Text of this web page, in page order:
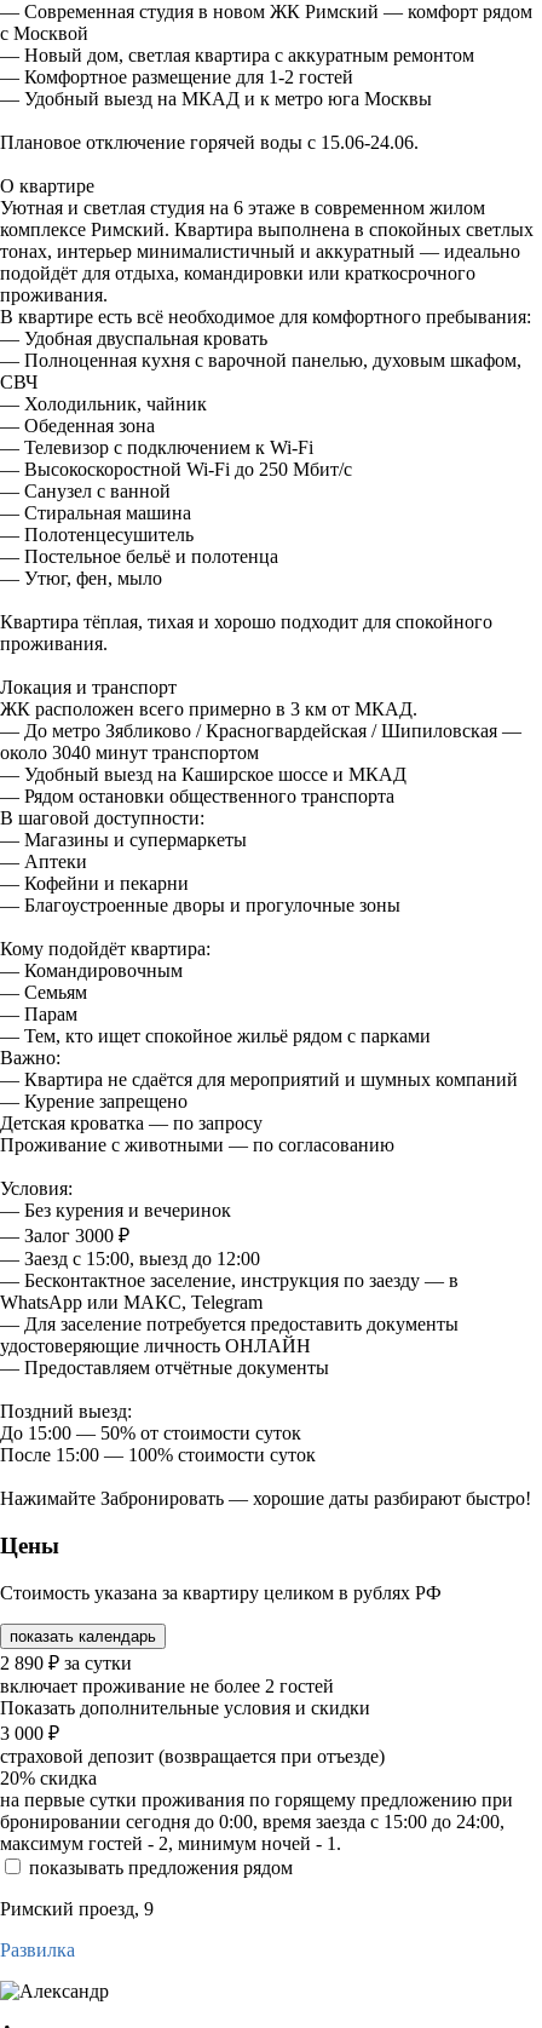
— Современная студия в новом ЖК Римский — комфорт рядом
с Москвой
— Новый дом, светлая квартира с аккуратным ремонтом
— Комфортное размещение для 1-2 гостей
— Удобный выезд на МКАД и к метро юга Москвы
Плановое отключение горячей воды с 15.06-24.06.
О квартире
Уютная и светлая студия на 6 этаже в современном жилом
комплексе Римский. Квартира выполнена в спокойных светлых
тонах, интерьер минималистичный и аккуратный — идеально
подойдёт для отдыха, командировки или краткосрочного
проживания.
В квартире есть всё необходимое для комфортного пребывания:
— Удобная двуспальная кровать
— Полноценная кухня с варочной панелью, духовым шкафом,
СВЧ
— Холодильник, чайник
— Обеденная зона
— Телевизор с подключением к Wi-Fi
— Высокоскоростной Wi-Fi до 250 Мбит/с
— Санузел с ванной
— Стиральная машина
— Полотенцесушитель
— Постельное бельё и полотенца
— Утюг, фен, мыло
Квартира тёплая, тихая и хорошо подходит для спокойного
проживания.
Локация и транспорт
ЖК расположен всего примерно в 3 км от МКАД.
— До метро Зябликово / Красногвардейская / Шипиловская —
около 3040 минут транспортом
— Удобный выезд на Каширское шоссе и МКАД
— Рядом остановки общественного транспорта
В шаговой доступности:
— Магазины и супермаркеты
— Аптеки
— Кофейни и пекарни
— Благоустроенные дворы и прогулочные зоны
Кому подойдёт квартира:
— Командировочным
— Семьям
— Парам
— Тем, кто ищет спокойное жильё рядом с парками
Важно:
— Квартира не сдаётся для мероприятий и шумных компаний
— Курение запрещено
Детская кроватка — по запросу
Проживание с животными — по согласованию
Условия:
— Без курения и вечеринок
— Залог 3000 ₽
— Заезд с 15:00, выезд до 12:00
— Бесконтактное заселение, инструкция по заезду — в
WhatsApp или МАКС, Telegram
— Для заселение потребуется предоставить документы
удостоверяющие личность ОНЛАЙН
— Предоставляем отчётные документы
Поздний выезд:
До 15:00 — 50% от стоимости суток
После 15:00 — 100% стоимости суток
Нажимайте Забронировать — хорошие даты разбирают быстро!
Цены
Стоимость указана за квартиру целиком в рублях РФ
показать календарь
2 890 ₽ за сутки
включает проживание не более 2 гостей
Показать дополнительные условия и скидки
3 000 ₽
страховой депозит (возвращается при отъезде)
20% скидка
на первые сутки проживания по горящему предложению при
бронировании сегодня до 0:00, время заезда с 15:00 до 24:00,
максимум гостей - 2, минимум ночей - 1.
показывать предложения рядом
Римский проезд, 9
Развилка